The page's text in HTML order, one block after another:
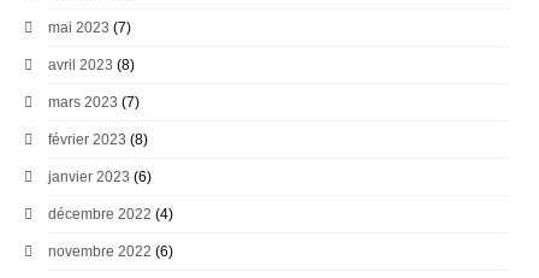
mai 2023 (7)
avril 2023 (8)
mars 2023 (7)
février 2023 (8)
janvier 2023 (6)
décembre 2022 (4)
novembre 2022 (6)